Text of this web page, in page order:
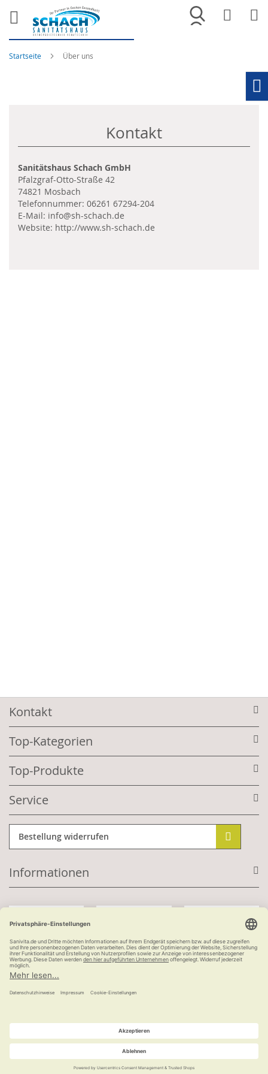
Merkliste
Startseite Über uns
Kontakt
Sanitätshaus Schach GmbH
Pfalzgraf-Otto-Straße 42
74821 Mosbach
Telefonnummer: 06261 67294-204
E-Mail: info@sh-schach.de
Website: http://www.sh-schach.de
Kontakt
Top-Kategorien
Top-Produkte
Service
Bestellung widerrufen
Informationen
Kauf auf Rechnung
versandkostenfrei
© Ludwig Bertram GmbH | 2026